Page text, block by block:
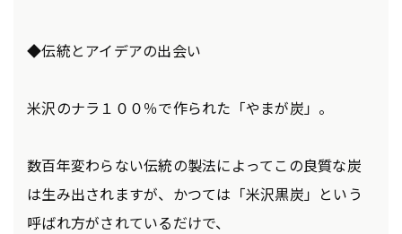
◆伝統とアイデアの出会い
米沢のナラ１００％で作られた「やまが炭」。
数百年変わらない伝統の製法によってこの良質な炭
は生み出されますが、かつては「米沢黒炭」という
呼ばれ方がされているだけで、